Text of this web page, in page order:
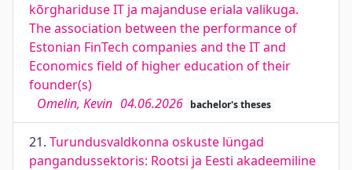
kõrghariduse IT ja majanduse eriala valikuga.
The association between the performance of
Estonian FinTech companies and the IT and
Economics field of higher education of their
founder(s)
Omelin, Kevin 04.06.2026 bachelor's theses
21. Turundusvaldkonna oskuste lüngad
pangandussektoris: Rootsi ja Eesti akadeemiline